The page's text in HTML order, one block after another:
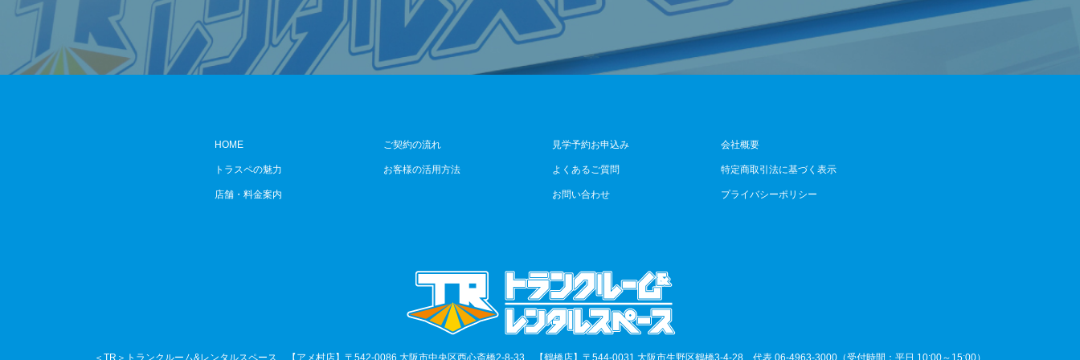
HOME
トラスペの魅力
店舗・料金案内
ご契約の流れ
お客様の活用方法
見学予約お申込み
よくあるご質問
お問い合わせ
会社概要
特定商取引法に基づく表示
プライバシーポリシー
＜TR＞トランクルーム&レンタルスペース 【アメ村店】〒542-0086 大阪市中央区西心斎橋2-8-33 【鶴橋店】〒544-0031 大阪市生野区鶴橋3-4-28 代表 06-4963-3000（受付時間：平日 10:00～15:00）